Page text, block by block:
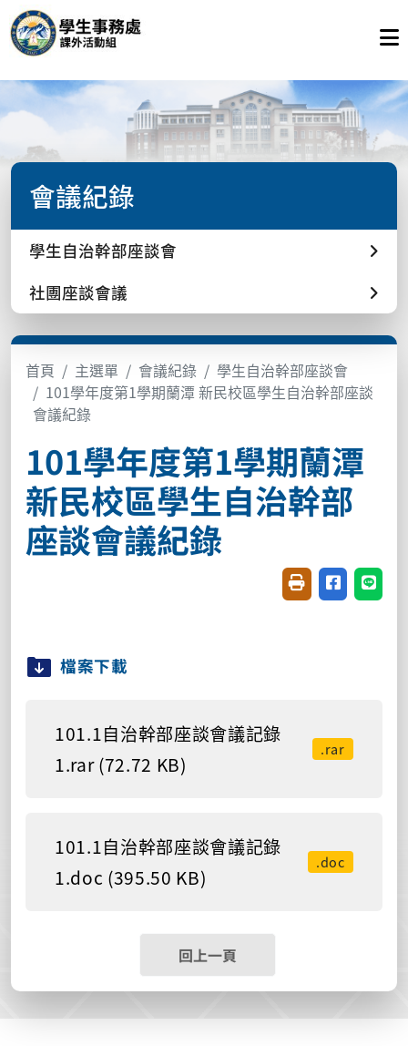
會議紀錄
學生自治幹部座談會
社團座談會議
首頁 主選單 會議紀錄
學生自治幹部座談會
101學年度第1學期蘭潭 新民校區學生自治幹部座談
會議紀錄
101學年度第1學期蘭潭
新民校區學生自治幹部
座談會議紀錄
友善列印(開新視
分享至臉書
分享
檔案下載
101.1自治幹部座談會議記錄
1.rar (72.72 KB)
.rar
101.1自治幹部座談會議記錄
1.doc (395.50 KB)
.doc
回上一頁